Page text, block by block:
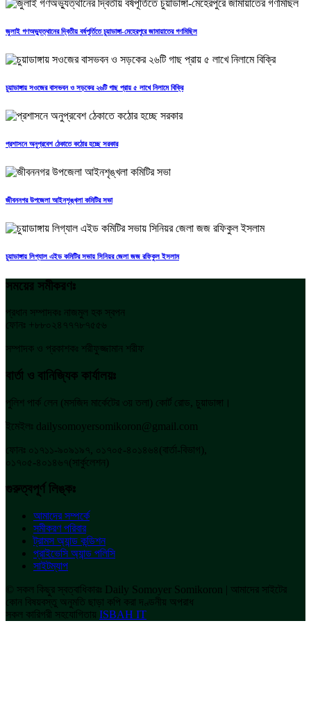
জুলাই গণঅভ্যুত্থানের দ্বিতীয় বর্ষপূর্তিতে চুয়াডাঙ্গা-মেহেরপুরে জামায়াতের গণমিছিল
চুয়াডাঙ্গায় সওজের বাসভবন ও সড়কের ২৬টি গাছ প্রায় ৫ লাখে নিলামে বিক্রি
প্রশাসনে অনুপ্রবেশ ঠেকাতে কঠোর হচ্ছে সরকার
জীবননগর উপজেলা আইনশৃঙ্খলা কমিটির সভা
চুয়াডাঙ্গায় লিগ্যাল এইড কমিটির সভায় সিনিয়র জেলা জজ রফিকুল ইসলাম
সময়ের সমীকরণঃ
প্রধান সম্পাদকঃ নাজমুল হক স্বপন
ফোনঃ +৮৮০২৪৭৭৭৮৭৫৫৬
সম্পাদক ও প্রকাশকঃ শরীফুজ্জামান শরীফ
বার্তা ও বানিজ্যিক কার্যালয়ঃ
পুলিশ পার্ক লেন (মসজিদ মার্কেটের ৩য় তলা) কোর্ট রোড, চুয়াডাঙ্গা।
ইমেইলঃ dailysomoyersomikoron@gmail.com
ফোনঃ ০১৭১১-৯০৯১৯৭, ০১৭০৫-৪০১৪৬৪(বার্তা-বিভাগ),
০১৭০৫-৪০১৪৬৭(সার্কুলেশন)
গুরুত্বপূর্ণ লিঙ্কঃ
আমাদের সম্পর্কে
সমীকরণ পরিবার
ট্রামস অ্যান্ড কন্ডিশন
প্রাইভেসি অ্যান্ড পলিসি
সাইটম্যাপ
© সকল কিছুর স্বত্বাধিকারঃ Daily Somoyer Somikoron | আমাদের সাইটের
কোন বিষয়বস্তু অনুমতি ছাড়া কপি করা দণ্ডনীয় অপরাধ
সকল কারিগরী সহযোগিতায় ISBAH IT